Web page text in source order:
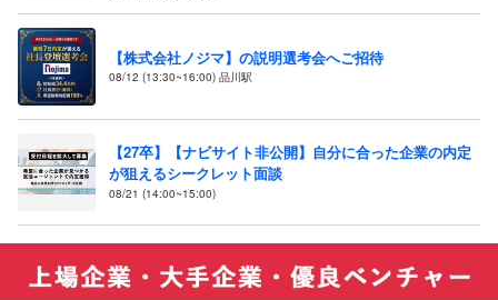
【株式会社ノジマ】の説明選考会へご招待
08/12 (13:30~16:00) 品川駅
【27卒】【ナビサイト非公開】自分に合った企業の内定
が狙えるシークレット面談
08/21 (14:00~15:00)